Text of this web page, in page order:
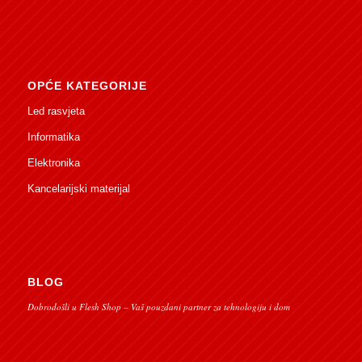
OPĆE KATEGORIJE
Led rasvjeta
Informatika
Elektronika
Kancelarijski materijal
BLOG
Dobrodošli u Flesh Shop – Vaš pouzdani partner za tehnologiju i dom